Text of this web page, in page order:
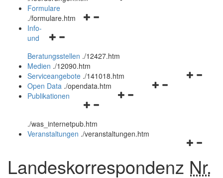
Navigationsmenü
Formulare
./formulare.htm
Navigationsmenü
und
schließen
Info-
und
Beratungsstellen ./12427.htm
Medien ./12090.htm
Navigationsmenü
Serviceangebote ./141018.htm
Navigationsmenü
Open Data ./opendata.htm
Navigationsmenü
und
schließen
Publikationen
./was_internetpub.htm
und
schließen
Veranstaltungen ./veranstaltungen.htm
Landeskorrespondenz Nr.